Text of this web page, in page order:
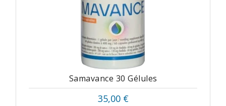
Samavance 30 Gélules
35,00 €